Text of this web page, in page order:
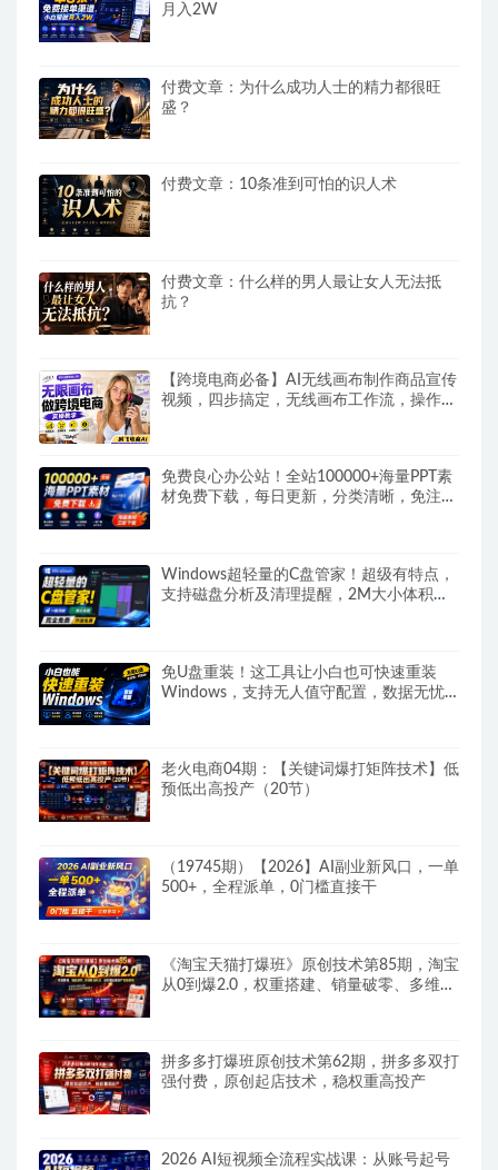
月入2W
付费文章：为什么成功人士的精力都很旺
盛？
付费文章：10条准到可怕的识人术
付费文章：什么样的男人最让女人无法抵
抗？
【跨境电商必备】AI无线画布制作商品宣传
视频，四步搞定，无线画布工作流，操作简
免费良心办公站！全站100000+海量PPT素
材免费下载，每日更新，分类清晰，免注册
Windows超轻量的C盘管家！超级有特点，
支持磁盘分析及清理提醒，2M大小体积，
免U盘重装！这工具让小白也可快速重装
Windows，支持无人值守配置，数据无忧
老火电商04期：【关键词爆打矩阵技术】低
预低出高投产（20节）
（19745期）【2026】AI副业新风口，一单
500+，全程派单，0门槛直接干
《淘宝天猫打爆班》原创技术第85期，淘宝
从0到爆2.0，权重搭建、销量破零、多维组
拼多多打爆班原创技术第62期，拼多多双打
强付费，原创起店技术，稳权重高投产
2026 AI短视频全流程实战课：从账号起号